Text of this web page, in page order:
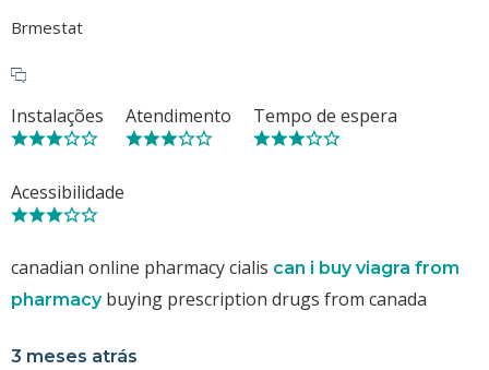
Brmestat
Instalações Atendimento Tempo de espera
Acessibilidade
canadian online pharmacy cialis can i buy viagra from
pharmacybuying prescription drugs from canada
3 meses atrás